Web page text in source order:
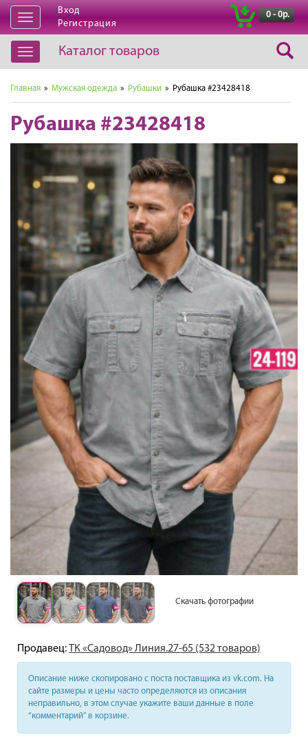
Открыть
навигацию
Вход
Регистрация
0 - 0р.
Открыть
навигацию
Каталог товаров
Главная » Мужская одежда » Рубашки » Рубашка #23428418
Рубашка #23428418
Скачать фотографии
Продавец:ТК «Садовод» Линия.27-65 (532 товаров)
Описание ниже скопировано с поста поставщика из vk.com. На
сайте размеры и цены часто определяются из описания
неправильно, в этом случае укажите ваши данные в поле
“комментарий” в корзине.